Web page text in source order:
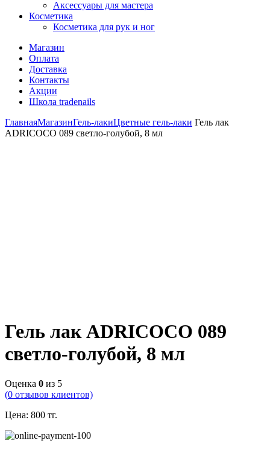
Аксессуары для мастера
Косметика
Косметика для рук и ног
Магазин
Оплата
Доставка
Контакты
Акции
Школа tradenails
ГлавнаяМагазинГель-лакиЦветные гель-лаки Гель лак
ADRICOCO 089 светло-голубой, 8 мл
Гель лак ADRICOCO 089
светло-голубой, 8 мл
Оценка 0 из 5
(0 отзывов клиентов)
Цена: 800 тг.